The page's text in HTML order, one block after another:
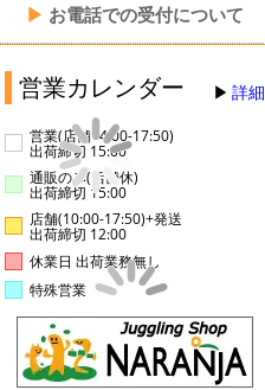
▶ お電話での受付について
営業カレンダー 詳細
営業(店舗14:00-17:50)
出荷締切 15:00
通販のみ(店舗休)
出荷締切 15:00
店舗(10:00-17:50)+発送
出荷締切 12:00
休業日 出荷業務無し
特殊営業